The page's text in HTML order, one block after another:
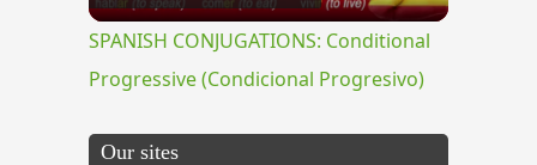
Video
SPANISH CONJUGATIONS: Conditional
Progressive (Condicional Progresivo)
Our sites